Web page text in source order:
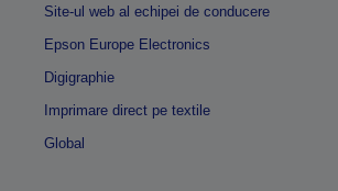
Site-ul web al echipei de conducere
Epson Europe Electronics
Digigraphie
Imprimare direct pe textile
Global